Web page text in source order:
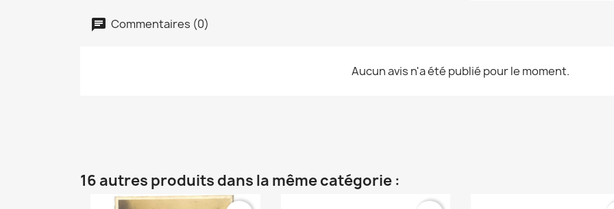
Commentaires (0)
Aucun avis n'a été publié pour le moment.
16 autres produits dans la même catégorie :